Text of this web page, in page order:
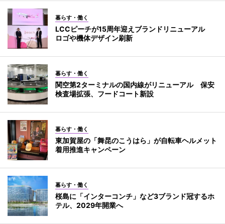
暮らす・働く
LCCピーチが15周年迎えブランドリニューアル
ロゴや機体デザイン刷新
暮らす・働く
関空第2ターミナルの国内線がリニューアル 保安
検査場拡張、フードコート新設
暮らす・働く
東加賀屋の「舞昆のこうはら」が自転車ヘルメット
着用推進キャンペーン
暮らす・働く
桜島に「インターコンチ」など3ブランド冠するホ
テル、2029年開業へ